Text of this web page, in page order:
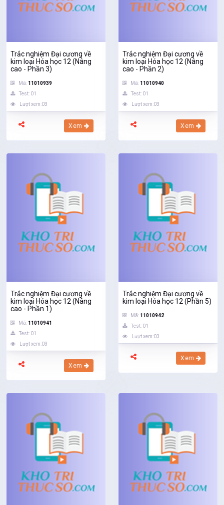
Trắc nghiệm Đại cương về
kim loại Hóa học 12 (Nâng
cao - Phần 3)
Mã: 11010939
Test: 01
Lượt xem:03
Xem
Trắc nghiệm Đại cương về
kim loại Hóa học 12 (Nâng
cao - Phần 2)
Mã: 11010940
Test: 01
Lượt xem:03
Xem
Trắc nghiệm Đại cương về
kim loại Hóa học 12 (Nâng
cao - Phần 1)
Mã: 11010941
Test: 01
Lượt xem:03
Xem
Trắc nghiệm Đại cương về
kim loại Hóa học 12 (Phần 5)
Mã: 11010942
Test: 01
Lượt xem:03
Xem